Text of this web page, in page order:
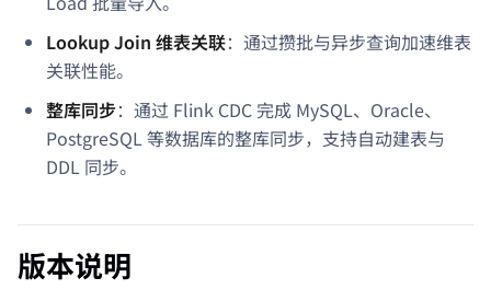
Lookup Join 维表关联：通过攒批与异步查询加速维表
关联性能。
整库同步：通过 Flink CDC 完成 MySQL、Oracle、
PostgreSQL 等数据库的整库同步，支持自动建表与
DDL 同步。
版本说明